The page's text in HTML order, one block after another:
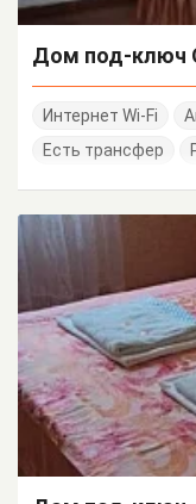
Дом под-ключ
Интернет Wi-Fi
Есть трансфер